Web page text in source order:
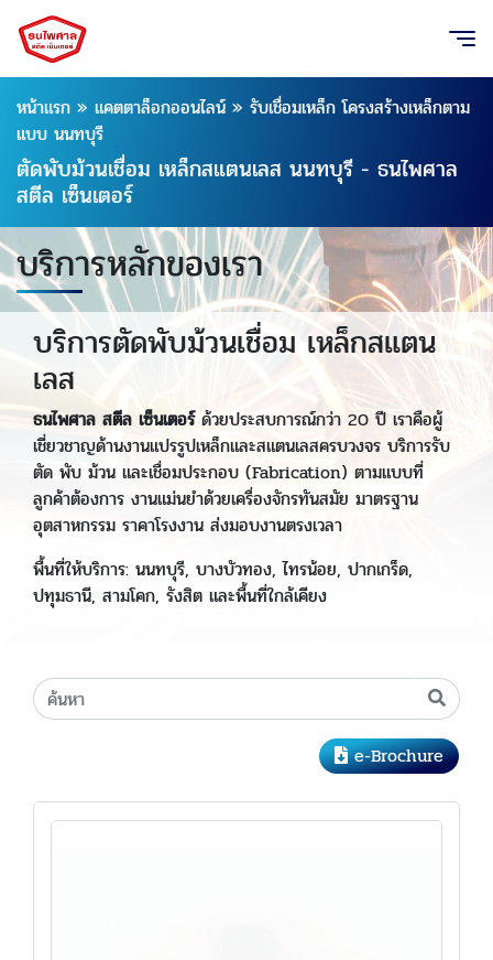
หน้าแรก » แคตตาล็อกออนไลน์ » รับเชื่อมเหล็ก โครงสร้างเหล็กตาม
แบบ นนทบุรี
ตัดพับม้วนเชื่อม เหล็กสแตนเลส นนทบุรี - ธนไพศาล
สตีล เซ็นเตอร์
บริการหลักของเรา
บริการตัดพับม้วนเชื่อม เหล็กสแตน
เลส
ธนไพศาล สตีล เซ็นเตอร์ด้วยประสบการณ์กว่า 20 ปี เราคือผู้
เชี่ยวชาญด้านงานแปรรูปเหล็กและสแตนเลสครบวงจร บริการรับ
ตัด พับ ม้วน และเชื่อมประกอบ (Fabrication) ตามแบบที่
ลูกค้าต้องการ งานแม่นยำด้วยเครื่องจักรทันสมัย มาตรฐาน
อุตสาหกรรม ราคาโรงงาน ส่งมอบงานตรงเวลา
พื้นที่ให้บริการ: นนทบุรี, บางบัวทอง, ไทรน้อย, ปากเกร็ด,
ปทุมธานี, สามโคก, รังสิต และพื้นที่ใกล้เคียง
e-Brochure